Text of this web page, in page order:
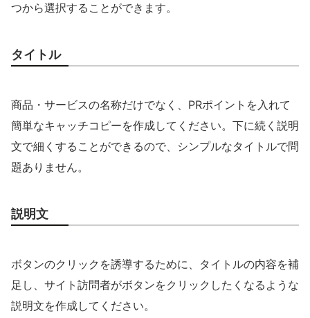
つから選択することができます。
タイトル
商品・サービスの名称だけでなく、PRポイントを入れて
簡単なキャッチコピーを作成してください。下に続く説明
文で細くすることができるので、シンプルなタイトルで問
題ありません。
説明文
ボタンのクリックを誘導するために、タイトルの内容を補
足し、サイト訪問者がボタンをクリックしたくなるような
説明文を作成してください。